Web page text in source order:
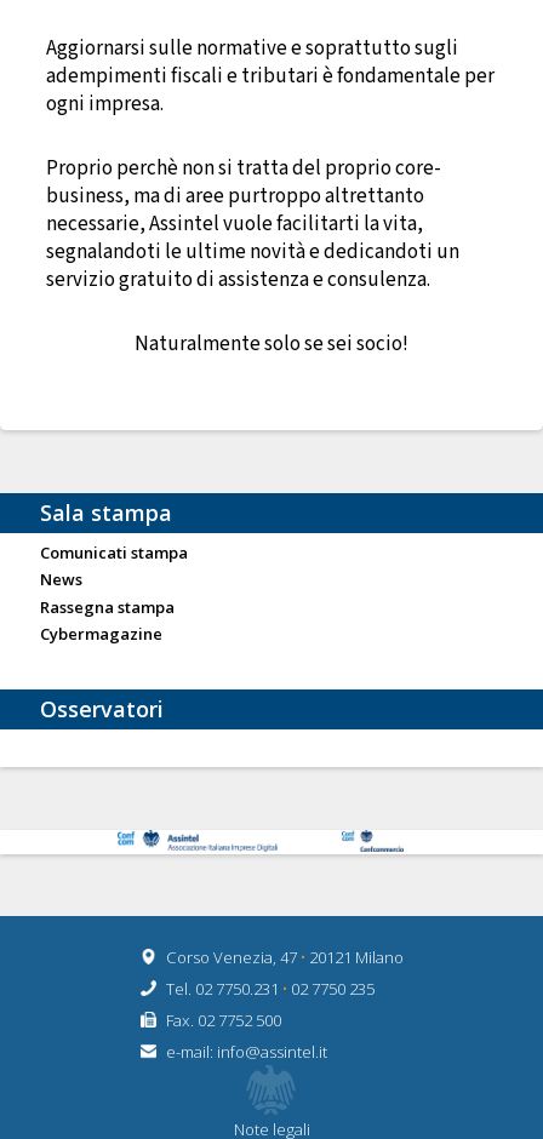
Aggiornarsi sulle normative e soprattutto sugli
adempimenti fiscali e tributari è fondamentale per
ogni impresa.
Proprio perchè non si tratta del proprio core-
business, ma di aree purtroppo altrettanto
necessarie, Assintel vuole facilitarti la vita,
segnalandoti le ultime novità e dedicandoti un
servizio gratuito di assistenza e consulenza.
Naturalmente solo se sei socio!
Sala stampa
Comunicati stampa
News
Rassegna stampa
Cybermagazine
Osservatori
Corso Venezia, 47 • 20121 Milano
Tel. 02 7750.231 • 02 7750 235
Fax. 02 7752 500
e-mail: info@assintel.it
Note legali